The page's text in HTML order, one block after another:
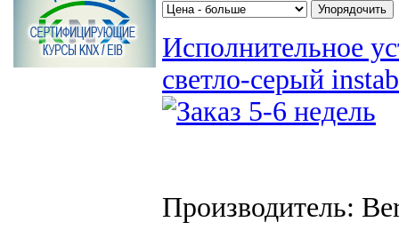
Исполнительное
светло-серый
Производитель: